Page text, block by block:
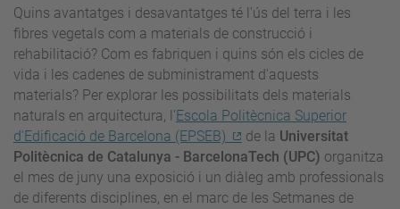
Quins avantatges i desavantatges té l'ús del terra i les
fibres vegetals com a materials de construcció i
rehabilitació? Com es fabriquen i quins són els cicles de
vida i les cadenes de subministrament d'aquests
materials? Per explorar les possibilitats dels materials
naturals en arquitectura, l’Escola Politècnica Superior
d'Edificació de Barcelona (EPSEB)
de la Universitat
Politècnica de Catalunya - BarcelonaTech (UPC) organitza
el mes de juny una exposició i un diàleg amb professionals
de diferents disciplines, en el marc de les Setmanes de